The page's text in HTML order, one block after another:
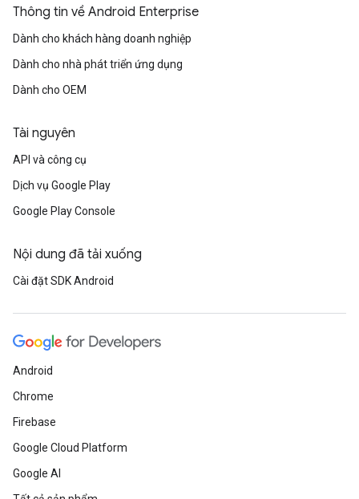
Thông tin về Android Enterprise
Dành cho khách hàng doanh nghiệp
Dành cho nhà phát triển ứng dụng
Dành cho OEM
Tài nguyên
API và công cụ
Dịch vụ Google Play
Google Play Console
Nội dung đã tải xuống
Cài đặt SDK Android
Android
Chrome
Firebase
Google Cloud Platform
Google AI